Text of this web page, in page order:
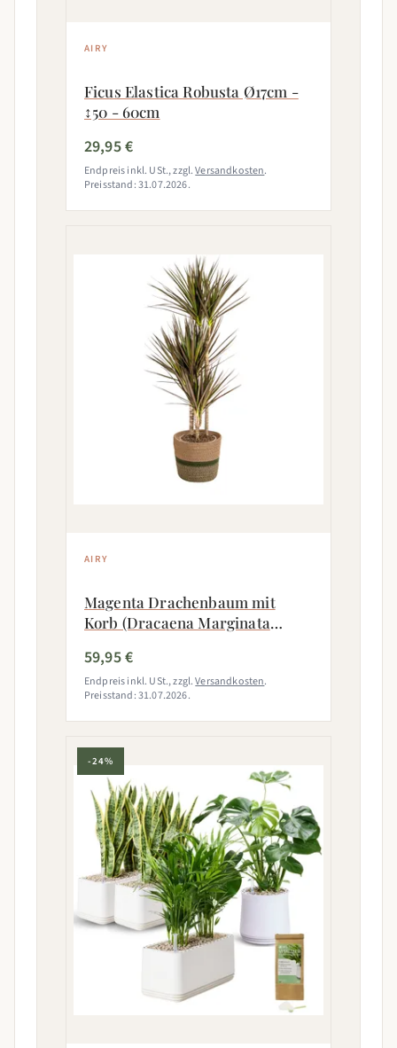
AIRY
Ficus Elastica Robusta Ø17cm -
↕50 - 60cm
29,95 €
Endpreis inkl. USt., zzgl.Versandkosten.
Preisstand: 31.07.2026.
AIRY
Magenta Drachenbaum mit
Korb (Dracaena Marginata
59,95 €
Endpreis inkl. USt., zzgl.Versandkosten.
Preisstand: 31.07.2026.
-24%